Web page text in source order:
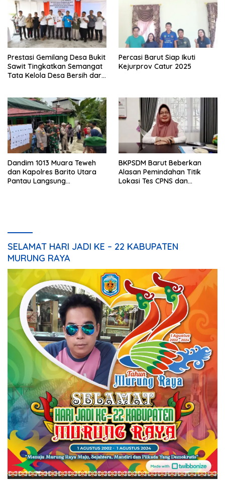
Prestasi Gemilang Desa Bukit
Sawit Tingkatkan Semangat
Tata Kelola Desa Bersih dari
Percasi Barut Siap Ikuti
Kejurprov Catur 2025
Dandim 1013 Muara Teweh
dan Kapolres Barito Utara
Pantau Langsung
BKPSDM Barut Beberkan
Alasan Pemindahan Titik
Lokasi Tes CPNS dan
SELAMAT HARI JADI KE – 22 KABUPATEN
MURUNG RAYA